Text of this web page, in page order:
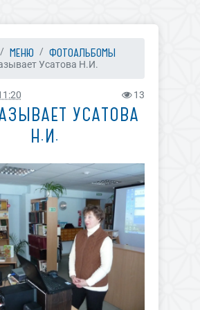
МЕНЮ ФОТОАЛЬБОМЫ
Усатова Н.И.
13
УСАТОВА
Н.И.